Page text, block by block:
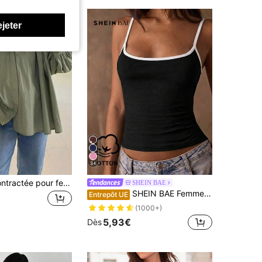
Chemise décontractée pour femmes avec manches évasées décorées de boutons, blouse en polyester de couleur unie, printemps
34
SHEIN BAE
Entrepôt UE SHEIN BAE Femmes Camisole décontractée ajustée de couleur contrastée
(1000+)
Dès5,93€